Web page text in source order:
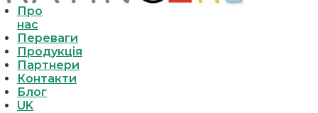
Про
нас
Переваги
Продукція
Партнери
Контакти
Блог
UK